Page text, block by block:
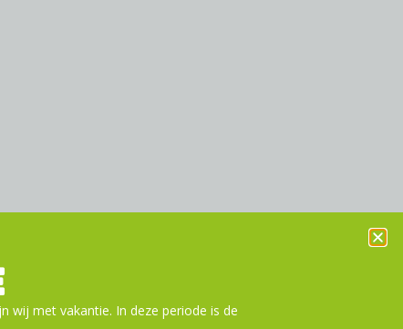
wij met vakantie. In deze periode is de